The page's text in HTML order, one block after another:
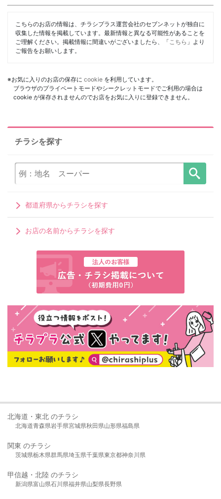
こちらのお店の情報は、チラシプラス運営会社のセブンネットが独自に
収集した情報を掲載しています。最新情報と異なる可能性があることを
ご理解ください。掲載情報に間違いがございましたら、「 こちら 」より
ご報告をお願いします。
※お気に入りのお店の保存に cookie を利用しています。
ブラウザのプライベートモードやシークレットモードでご利用の場合は
cookie が保存されませんのでお店をお気に入りに登録できません。
チラシを探す
都道府県からチラシを探す
お店の名前からチラシを探す
北海道・東北 のチラシ
北海道青森県岩手県宮城県秋田県山形県福島県
関東 のチラシ
茨城県栃木県群馬県埼玉県千葉県東京都神奈川県
甲信越・北陸 のチラシ
新潟県富山県石川県福井県山梨県長野県